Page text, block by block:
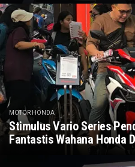
MOTOR HONDA
Stimulus Vario Series
Fantastis Wahana Honda